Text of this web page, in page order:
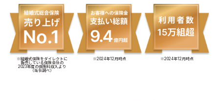
※結婚式保険をダイレクトに
販売している保険会社の
2023年度の保険料収入より
（当社調べ）
※2024年12月時点 ※2024年12月時点